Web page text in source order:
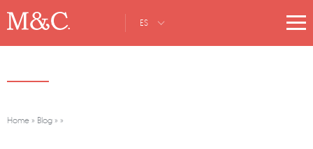
ES
Home » Blog » »